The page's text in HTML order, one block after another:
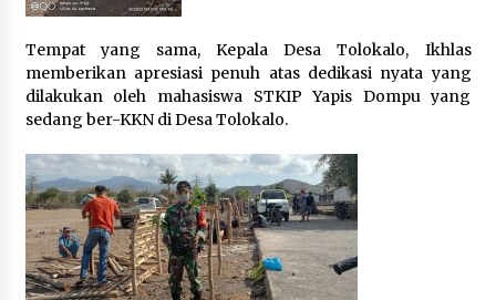
Tempat yang sama, Kepala Desa Tolokalo, Ikhlas
memberikan apresiasi penuh atas dedikasi nyata yang
dilakukan oleh mahasiswa STKIP Yapis Dompu yang
sedang ber-KKN di Desa Tolokalo.